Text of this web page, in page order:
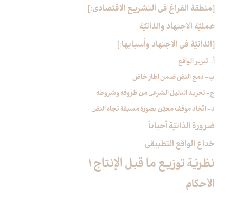
[منطقة الفراغ في التشريع الاقتصادي:]
عمليّة الاجتهاد والذاتيّة
[الذاتيّة في الاجتهاد وأسبابها:]
أ- تبرير الواقع‏
ب- دمج النصّ ضمن إطار خاصّ
ج- تجريد الدليل الشرعي من ظروفه وشروطه
د- اتّخاذ موقف معيّن بصورة مسبقة تجاه النصّ
ضرورة الذاتيّة أحياناً
خداع الواقع التطبيقي
نظريّة توزيع ما قبل الإنتاج 1
الأحكام‏